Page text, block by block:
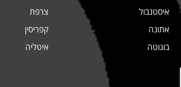
איסטנבול
אתונה
בוגוטה
צרפת
קפריסין
איטליה